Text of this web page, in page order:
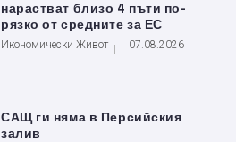
нарастват близо 4 пъти по-
рязко от средните за ЕС
Икономически Живот 07.08.2026
САЩ ги няма в Персийския
залив